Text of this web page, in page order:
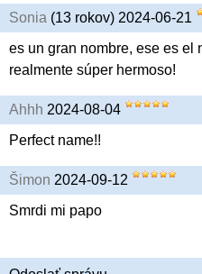
Sonia (13 rokov) 2024-06-21
es un gran nombre, ese es el
realmente súper hermoso!
Ahhh 2024-08-04
Perfect name!!
Šimon 2024-09-12
Smrdi mi papo